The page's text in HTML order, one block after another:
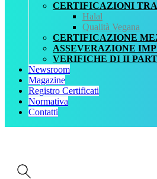
CERTIFICAZIONI
Halal
Qualità Vegana
CERTIFICAZIONE
ASSEVERAZIONE
VERIFICHE DI II
Newsroom
Magazine
Registro Certificati
Normativa
Contatti
Home
News
Contributi per
Il Governo ha stanziato ulteriori 800
Necessari